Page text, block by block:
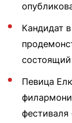
Кандидат
Певица